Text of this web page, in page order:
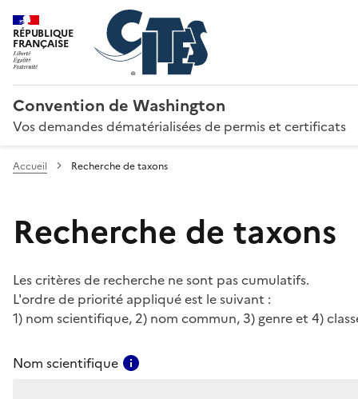
RÉPUBLIQUE
FRANÇAISE
Convention de Washington
Vos demandes dématérialisées de permis et certificats
Accueil Recherche de taxons
Recherche de taxons
Les critères de recherche ne sont pas cumulatifs.
L'ordre de priorité appliqué est le suivant :
1) nom scientifique, 2) nom commun, 3) genre et 4)
Nom scientifique